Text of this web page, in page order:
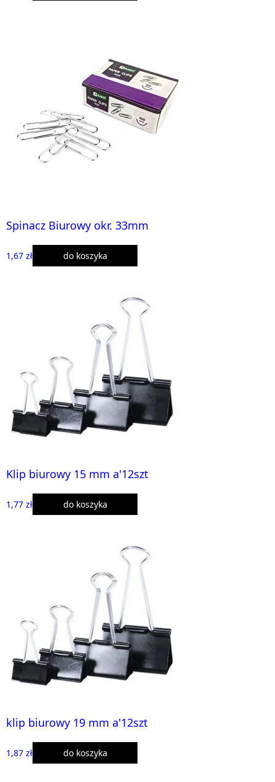
Spinacz Biurowy okr. 33mm
1,67 zł do koszyka
Klip biurowy 15 mm a'12szt
1,77 zł do koszyka
klip biurowy 19 mm a'12szt
1,87 zł do koszyka